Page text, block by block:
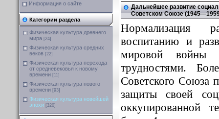
Информация о сайте
Категории раздела
Физическая культура древнего
мира [24]
Физическая культура средних
веков [22]
Физическая культура перехода
от средневековья к новому
времени [11]
Физическая культура нового
времени [93]
Физическая культура новейшей
эпохи [320]
Дальнейшее развитие
Советском Союзе
Нормализация
воспитанию и
мировой войны
трудностями.
Советского Союза
защиты своей
оккупированной